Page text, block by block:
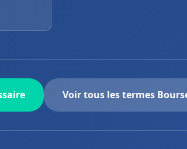
Voir tous les termes